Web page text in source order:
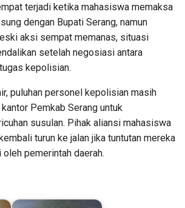
terjadi ketika mahasiswa memaksa
dengan Bupati Serang, namun
aksi sempat memanas, situasi
setelah negosiasi antara
kepolisian.
puluhan personel kepolisian masih
Pemkab Serang untuk
susulan. Pihak aliansi mahasiswa
turun ke jalan jika tuntutan mereka
pemerintah daerah.